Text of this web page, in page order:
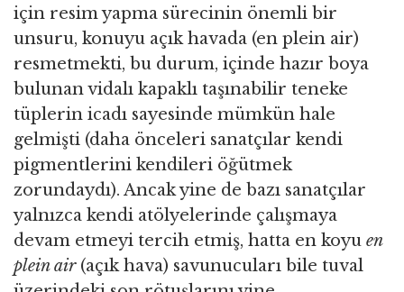
için resim yapma sürecinin önemli bir
unsuru, konuyu açık havada (en plein air)
resmetmekti, bu durum, içinde hazır boya
bulunan vidalı kapaklı taşınabilir teneke
tüplerin icadı sayesinde mümkün hale
gelmişti (daha önceleri sanatçılar kendi
pigmentlerini kendileri öğütmek
zorundaydı). Ancak yine de bazı sanatçılar
yalnızca kendi atölyelerinde çalışmaya
devam etmeyi tercih etmiş, hatta en koyu en
plein air(açık hava) savunucuları bile tuval